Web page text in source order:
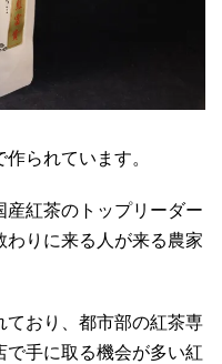
られています。
産紅茶のトップリーダー
わりに来る人が来る農家
ており、都市部の紅茶専
で手に取る機会が多い紅